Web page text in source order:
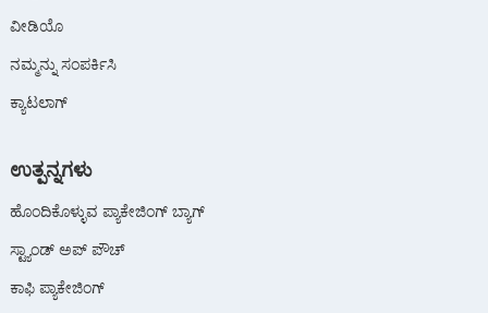
ವೀಡಿಯೊ
ನಮ್ಮನ್ನು ಸಂಪರ್ಕಿಸಿ
ಕ್ಯಾಟಲಾಗ್
ಉತ್ಪನ್ನಗಳು
ಹೊಂದಿಕೊಳ್ಳುವ ಪ್ಯಾಕೇಜಿಂಗ್ ಬ್ಯಾಗ್
ಸ್ಟ್ಯಾಂಡ್ ಅಪ್ ಪೌಚ್
ಕಾಫಿ ಪ್ಯಾಕೇಜಿಂಗ್